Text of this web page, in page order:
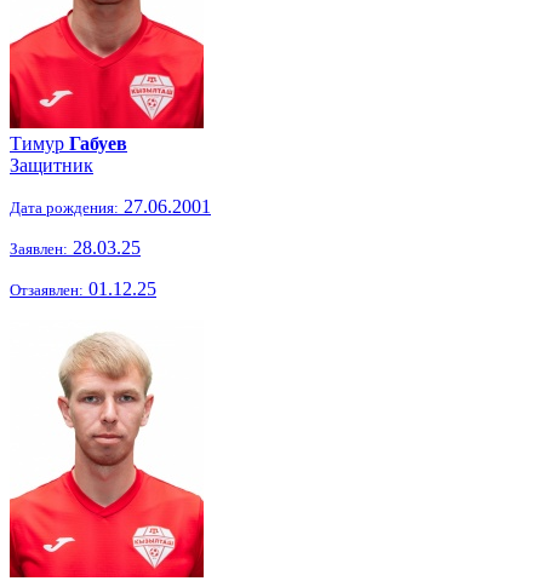
Тимур Габуев
Защитник
Дата рождения: 27.06.2001
Заявлен: 28.03.25
Отзаявлен: 01.12.25